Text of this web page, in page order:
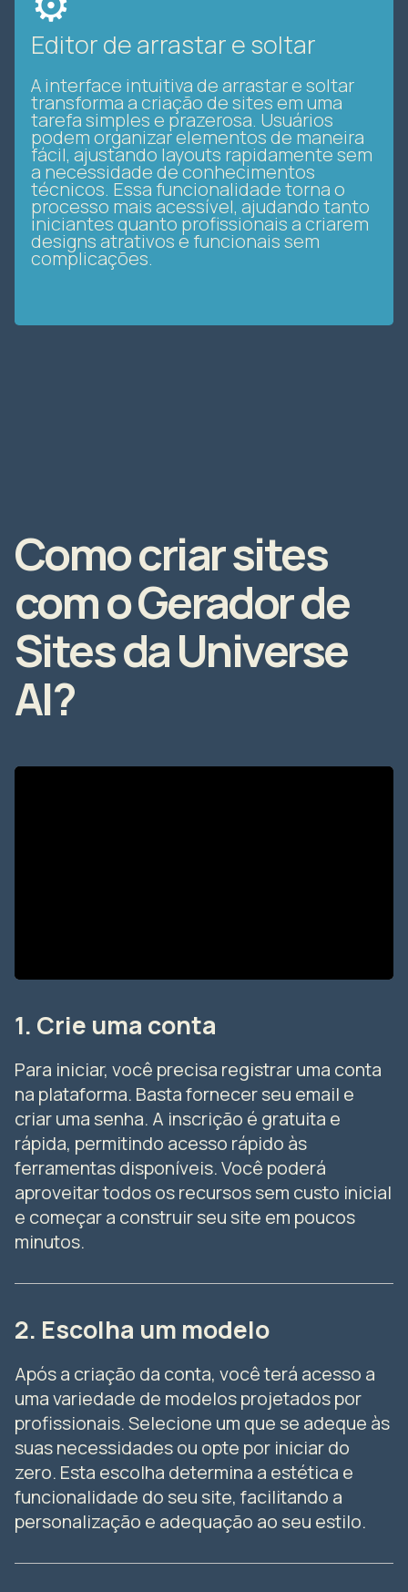
Editor de arrastar e soltar
A interface intuitiva de arrastar e soltar
transforma a criação de sites em uma
tarefa simples e prazerosa. Usuários
podem organizar elementos de maneira
fácil, ajustando layouts rapidamente sem
a necessidade de conhecimentos
técnicos. Essa funcionalidade torna o
processo mais acessível, ajudando tanto
iniciantes quanto profissionais a criarem
designs atrativos e funcionais sem
complicações.
Como criar sites
com o Gerador de
Sites da Universe
AI?
1. Crie uma conta
Para iniciar, você precisa registrar uma conta
na plataforma. Basta fornecer seu email e
criar uma senha. A inscrição é gratuita e
rápida, permitindo acesso rápido às
ferramentas disponíveis. Você poderá
aproveitar todos os recursos sem custo inicial
e começar a construir seu site em poucos
minutos.
2. Escolha um modelo
Após a criação da conta, você terá acesso a
uma variedade de modelos projetados por
profissionais. Selecione um que se adeque às
suas necessidades ou opte por iniciar do
zero. Esta escolha determina a estética e
funcionalidade do seu site, facilitando a
personalização e adequação ao seu estilo.